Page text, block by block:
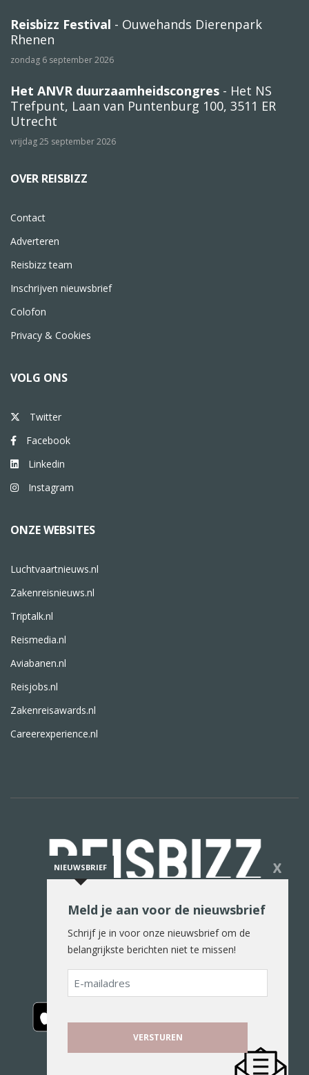
Reisbizz Festival - Ouwehands Dierenpark
Rhenen
zondag 6 september 2026
Het ANVR duurzaamheidscongres - Het NS
Trefpunt, Laan van Puntenburg 100, 3511 ER
Utrecht
vrijdag 25 september 2026
OVER REISBIZZ
Contact
Adverteren
Reisbizz team
Inschrijven nieuwsbrief
Colofon
Privacy & Cookies
VOLG ONS
Twitter
Facebook
Linkedin
Instagram
ONZE WEBSITES
Luchtvaartnieuws.nl
Zakenreisnieuws.nl
Triptalk.nl
Reismedia.nl
Aviabanen.nl
Reisjobs.nl
Zakenreisawards.nl
Careerexperience.nl
De reiswereld in woord en beeld
NIEUWSBRIEF X
Meld je aan voor de nieuwsbrief
Schrijf je in voor onze nieuwsbrief om de
belangrijkste berichten niet te missen!
E-
mailadres